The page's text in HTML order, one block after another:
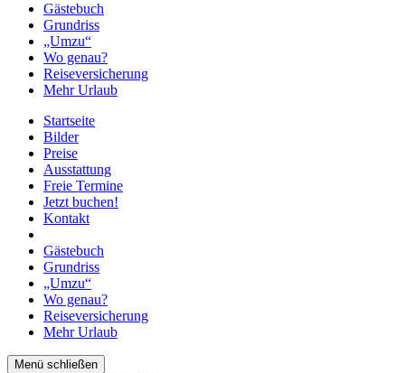
Gästebuch
Grundriss
„Umzu“
Wo genau?
Reiseversicherung
Mehr Urlaub
Startseite
Bilder
Preise
Ausstattung
Freie Termine
Jetzt buchen!
Kontakt
Gästebuch
Grundriss
„Umzu“
Wo genau?
Reiseversicherung
Mehr Urlaub
Menü schließen